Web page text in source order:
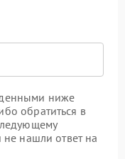
ниже
обратиться в
не нашли ответ на